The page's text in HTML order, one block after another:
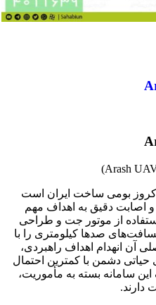
بومی ساخت ایران است
و اصابت دقیق به اهداف مهم
از موتور جت و طراحی
صدها کیلومتری را با
آن انهدام اهداف راهبردی،
حیاتی دشمن با کمترین احتمال
سامانه بسته به مأموریت،
دارند.